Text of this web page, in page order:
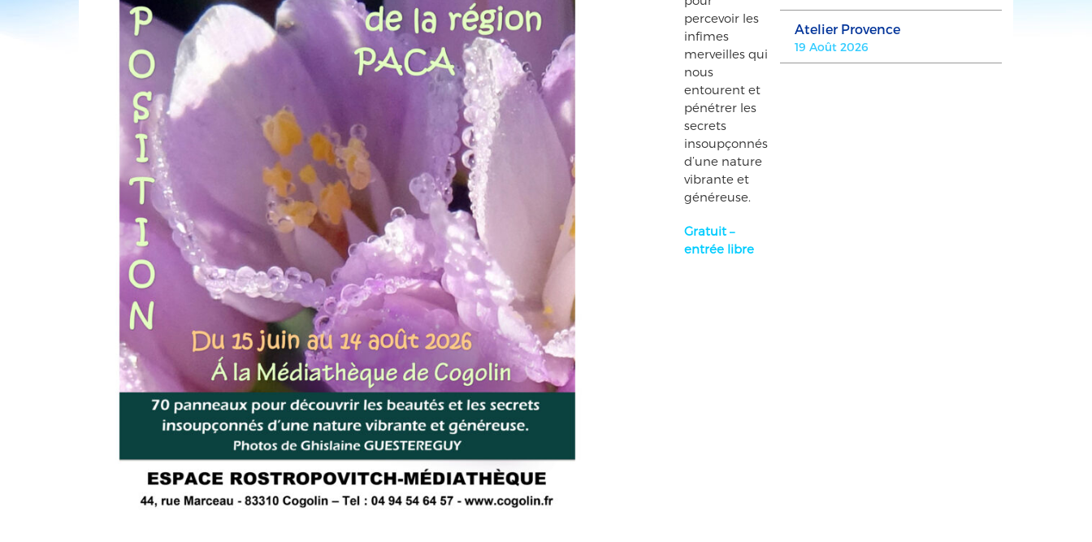
percevoir les
infimes
merveilles qui
nous
entourent et
pénétrer les
secrets
insoupçonnés
d’une nature
vibrante et
généreuse.
Gratuit –
entrée libre
Atelier Provence
19 Août 2026